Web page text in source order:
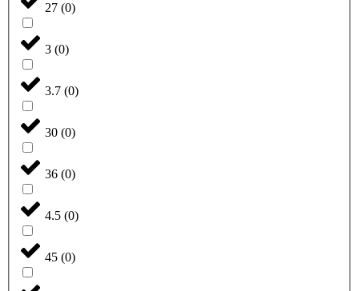
27 (0)
3 (0)
3.7 (0)
30 (0)
36 (0)
4.5 (0)
45 (0)